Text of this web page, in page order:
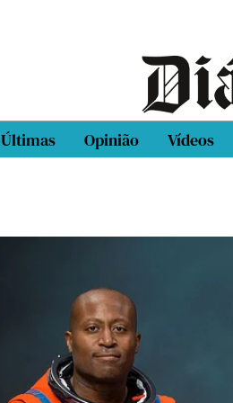
Últimas Opinião Vídeos